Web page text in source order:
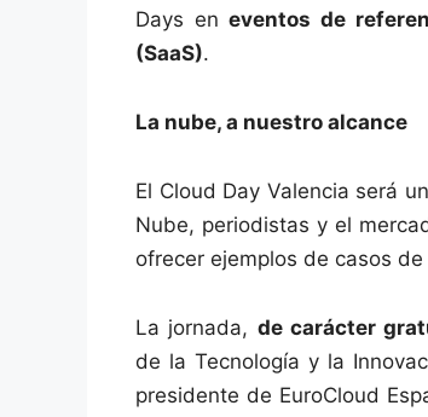
Days eneventos de
(SaaS).
La nube, a nuestro alcance
El Cloud Day Valencia será
Nube, periodistas y el
ofrecer ejemplos de casos de
La jornada, de carácter
de la Tecnología y la
presidente de EuroCloud